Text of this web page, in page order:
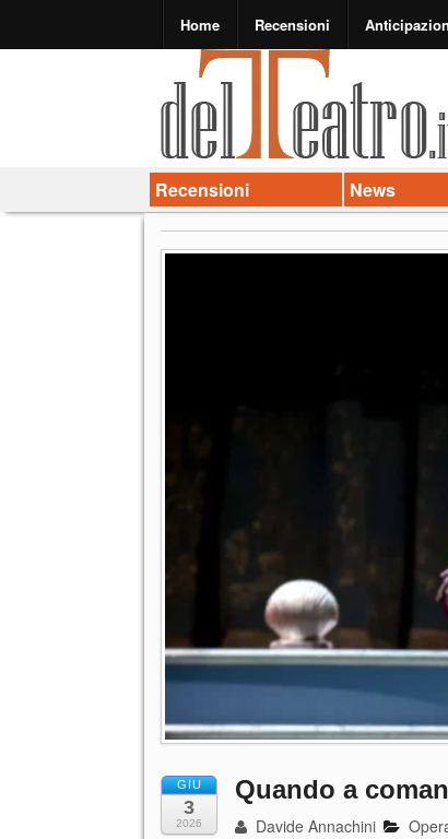
Home Recensioni
Recensioni News
GIU
3
2026
Quando a
Davide Annachini